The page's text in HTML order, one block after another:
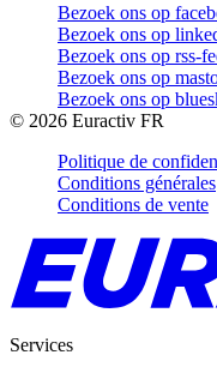
Bezoek ons op
Bezoek ons op
Bezoek ons op rss-
Bezoek ons op
Bezoek ons op
© 2026 Euractiv FR
Politique de
Conditions générales
Conditions de vente
Services